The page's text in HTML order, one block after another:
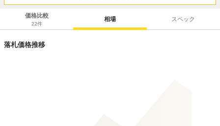
価格比較
22件
相場 スペック
落札価格推移